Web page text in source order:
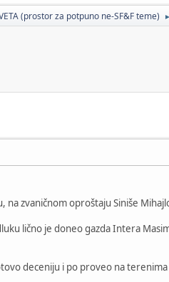
(prostor za potpuno ne-SF&F teme) ►
na zvaničnom oproštaju Siniše
lično je doneo gazda Intera
deceniju i po proveo na